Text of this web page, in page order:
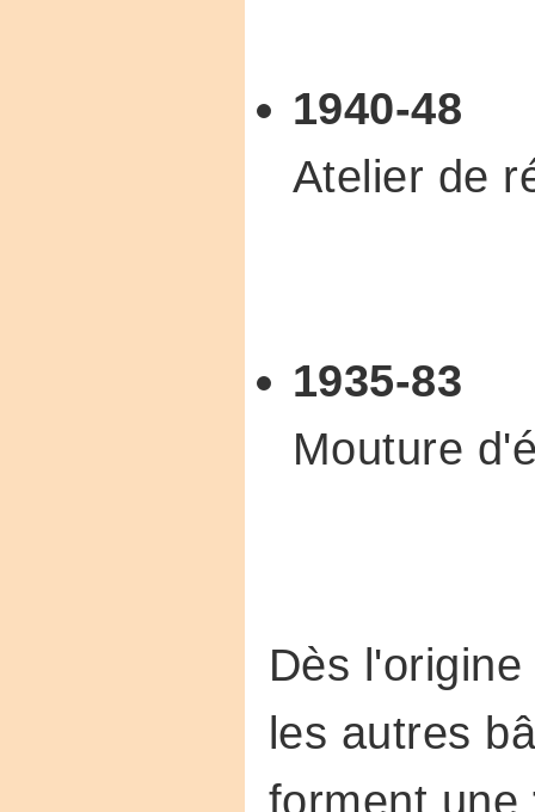
1940-48
Atelier de
1935-83
Mouture
Dès
les autres
forment une